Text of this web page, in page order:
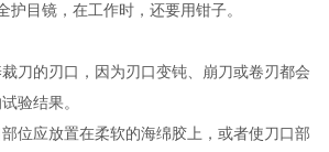
目镜，在工作时，还要用钳子。
的刃口，因为刃口变钝、崩刀或卷刃都会
验结果。
应放置在柔软的海绵胶上，或者使刀口部